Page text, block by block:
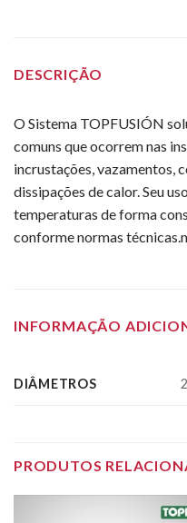
DESCRIÇÃO
O Sistema TOPFUSIÓN
comuns que ocorrem nas
incrustações, vazamentos,
dissipações de calor. Seu
temperaturas de forma
conforme normas
INFORMAÇÃO
DIÂMETROS
PRODUTOS